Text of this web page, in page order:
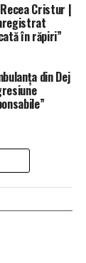
Cristur |
în răpiri”
din Dej